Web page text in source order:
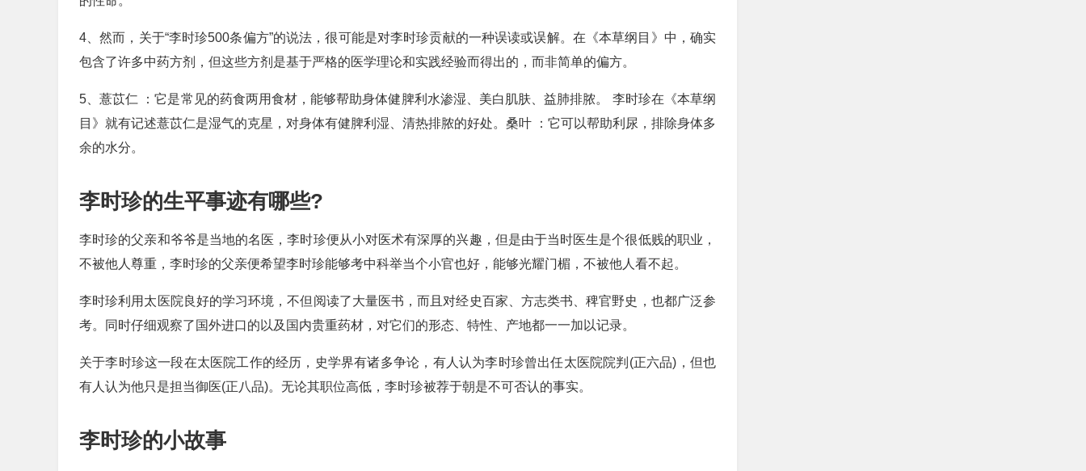
4、然而，关于“李时珍500条偏方”的说法，很可能是对李时珍贡献的一种误读或误解。在《本草纲目》中，确实
包含了许多中药方剂，但这些方剂是基于严格的医学理论和实践经验而得出的，而非简单的偏方。
5、薏苡仁 ：它是常见的药食两用食材，能够帮助身体健脾利水渗湿、美白肌肤、益肺排脓。 李时珍在《本草纲
目》就有记述薏苡仁是湿气的克星，对身体有健脾利湿、清热排脓的好处。桑叶 ：它可以帮助利尿，排除身体多
余的水分。
李时珍的生平事迹有哪些?
李时珍的父亲和爷爷是当地的名医，李时珍便从小对医术有深厚的兴趣，但是由于当时医生是个很低贱的职业，
不被他人尊重，李时珍的父亲便希望李时珍能够考中科举当个小官也好，能够光耀门楣，不被他人看不起。
李时珍利用太医院良好的学习环境，不但阅读了大量医书，而且对经史百家、方志类书、稗官野史，也都广泛参
考。同时仔细观察了国外进口的以及国内贵重药材，对它们的形态、特性、产地都一一加以记录。
关于李时珍这一段在太医院工作的经历，史学界有诸多争论，有人认为李时珍曾出任太医院院判(正六品)，但也
有人认为他只是担当御医(正八品)。无论其职位高低，李时珍被荐于朝是不可否认的事实。
李时珍的小故事